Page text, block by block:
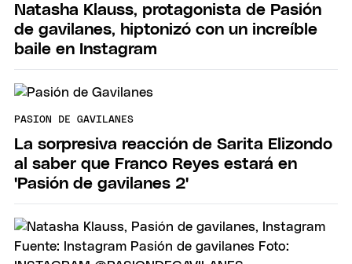
Natasha Klauss, protagonista de Pasión
de gavilanes, hiptonizó con un increíble
baile en Instagram
PASION DE GAVILANES
La sorpresiva reacción de Sarita Elizondo
al saber que Franco Reyes estará en
'Pasión de gavilanes 2'